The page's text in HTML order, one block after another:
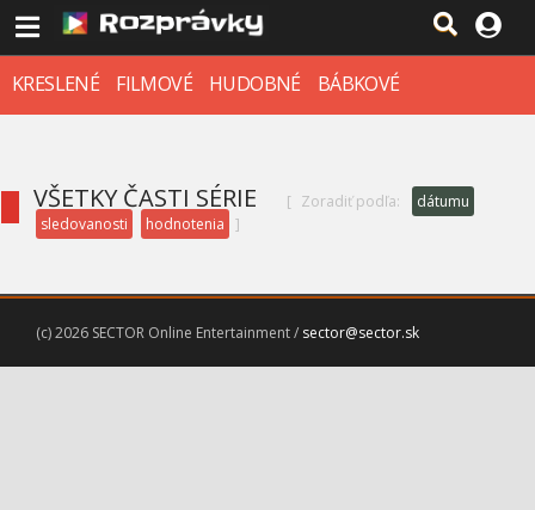
KRESLENÉ FILMOVÉ HUDOBNÉ BÁBKOVÉ
VŠETKY ČASTI SÉRIE [ Zoradiť podľa:
dátumu
sledovanosti
hodnotenia ]
(c) 2026 SECTOR Online Entertainment / sector@sector.sk